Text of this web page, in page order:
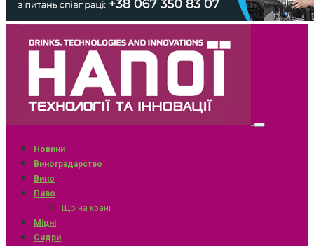
Новини
Виноградарство
Вино
Пиво
Що на крані
Міцні
Сидри